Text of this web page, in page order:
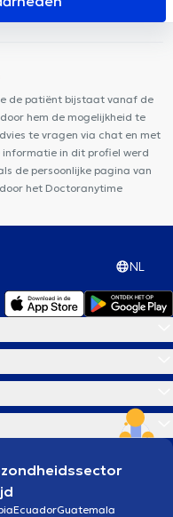
Tubize
Centre
Ath
Enfant des rives du Hain
Cotherapsy
de patiënt bijstaat vanaf de
hem de mogelijkheid te
te vragen via chat en met
in dit profiel werd
de persoonlijke pagina van
het Doctoranytime
NL
EcuadorGuatemala